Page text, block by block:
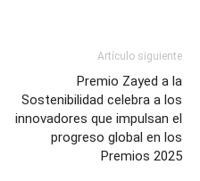
Artículo siguiente
Premio Zayed a la
Sostenibilidad celebra a los
innovadores que impulsan el
progreso global en los
Premios 2025